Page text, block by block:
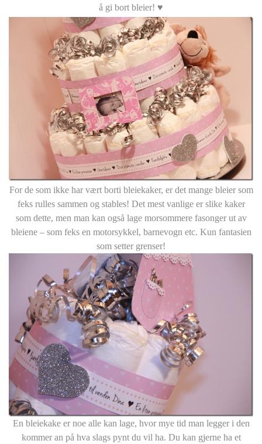
å gi bort bleier! ♥
For de som ikke har vært borti bleiekaker, er det mange bleier som
feks rulles sammen og stables! Det mest vanlige er slike kaker
som dette, men man kan også lage morsommere fasonger ut av
bleiene – som feks en motorsykkel, barnevogn etc. Kun fantasien
som setter grenser!
En bleiekake er noe alle kan lage, hvor mye tid man legger i den
kommer an på hva slags pynt du vil ha. Du kan gjerne ha et